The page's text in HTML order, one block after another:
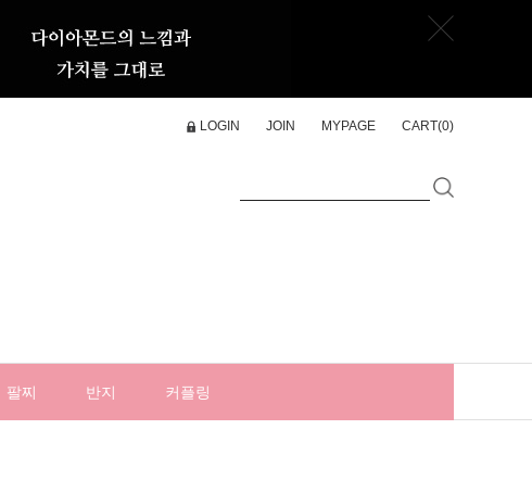
LOGIN JOIN MYPAGE CART(0)
팔찌 반지 커플링